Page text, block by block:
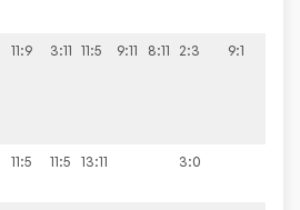
11:9 3:11 11:5 9:11 8:11 2:3 9:1
11:5 11:5 13:11 3:0